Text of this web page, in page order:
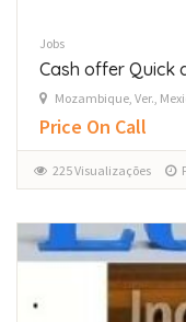
Jobs
Cash offer Quick
Mozambique, Ver.,
Price On Call
225 Visualizações